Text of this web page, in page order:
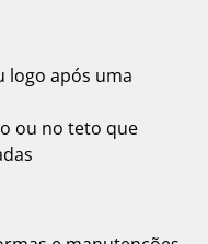
logo após uma
ou no teto que